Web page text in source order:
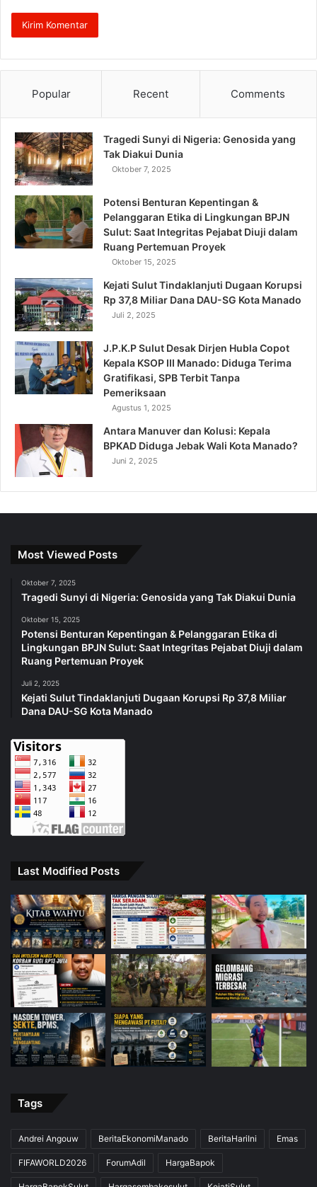
Popular Recent Comments
Tragedi Sunyi di Nigeria: Genosida yang
Tak Diakui Dunia
Oktober 7, 2025
Potensi Benturan Kepentingan &
Pelanggaran Etika di Lingkungan BPJN
Sulut: Saat Integritas Pejabat Diuji dalam
Ruang Pertemuan Proyek
Oktober 15, 2025
Kejati Sulut Tindaklanjuti Dugaan Korupsi
Rp 37,8 Miliar Dana DAU-SG Kota Manado
Juli 2, 2025
J.P.K.P Sulut Desak Dirjen Hubla Copot
Kepala KSOP III Manado: Diduga Terima
Gratifikasi, SPB Terbit Tanpa
Pemeriksaan
Agustus 1, 2025
Antara Manuver dan Kolusi: Kepala
BPKAD Diduga Jebak Wali Kota Manado?
Juni 2, 2025
Most Viewed Posts
Oktober 7, 2025
Tragedi Sunyi di Nigeria: Genosida yang Tak Diakui Dunia
Oktober 15, 2025
Potensi Benturan Kepentingan & Pelanggaran Etika di
Lingkungan BPJN Sulut: Saat Integritas Pejabat Diuji dalam
Ruang Pertemuan Proyek
Juli 2, 2025
Kejati Sulut Tindaklanjuti Dugaan Korupsi Rp 37,8 Miliar
Dana DAU-SG Kota Manado
Last Modified Posts
Tags
Andrei Angouw BeritaEkonomiManado BeritaHariIni Emas
FIFAWORLD2026 ForumAdil HargaBapok